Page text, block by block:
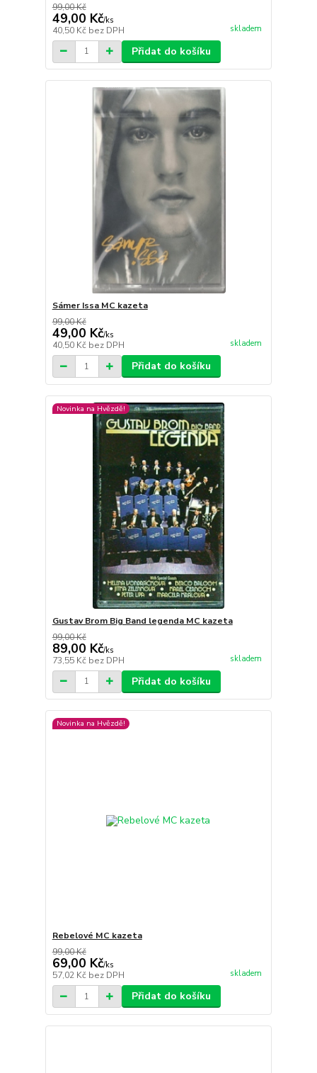
99,00 Kč
49,00 Kč/ks
40,50 Kč bez DPH skladem
Přidat do košíku
Sámer Issa MC kazeta
99,00 Kč
49,00 Kč/ks
40,50 Kč bez DPH skladem
Přidat do košíku
Novinka na Hvězdě!
Gustav Brom Big Band legenda MC kazeta
99,00 Kč
89,00 Kč/ks
73,55 Kč bez DPH skladem
Přidat do košíku
Novinka na Hvězdě!
Rebelové MC kazeta
99,00 Kč
69,00 Kč/ks
57,02 Kč bez DPH skladem
Přidat do košíku